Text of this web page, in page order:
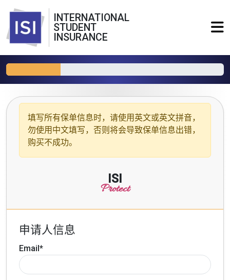
INTERNATIONAL
STUDENT
INSURANCE
填写所有保单信息时，请使用 英文或英文拼音，
勿使用中文填写，否则将会导致保单信息出错，
购买不成功。
ISI
Protect
申请人信息
Email*